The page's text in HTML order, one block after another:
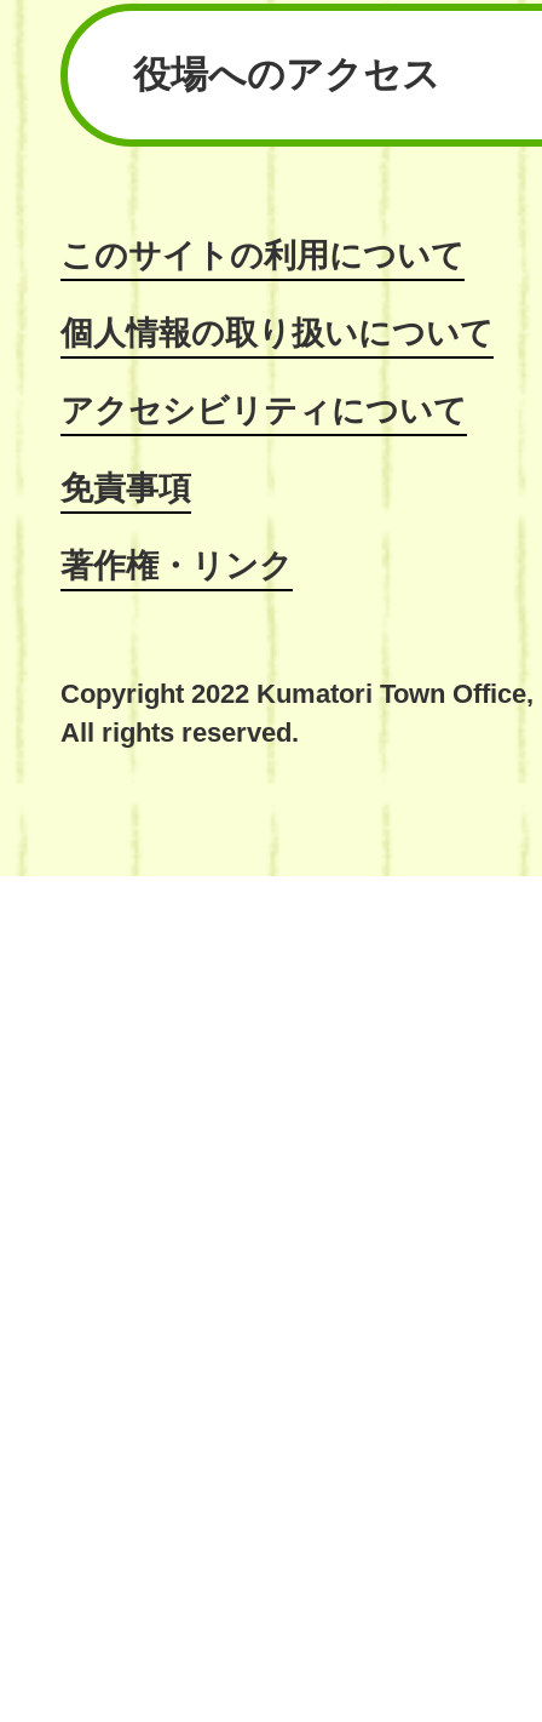
役場へのアクセス
このサイトの利用について
個人情報の取り扱いについて
アクセシビリティについて
免責事項
著作権・リンク
Copyright 2022 Kumatori Town Office,
All rights reserved.